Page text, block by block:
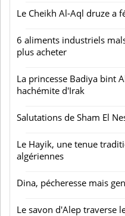
Le Cheikh Al-Aql druze a
6 aliments industriels
plus acheter
La princesse Badiya bint
hachémite d'Irak
Salutations de Sham El
Le Hayik, une tenue
algériennes
Dina, pécheresse mais
Le savon d'Alep traverse